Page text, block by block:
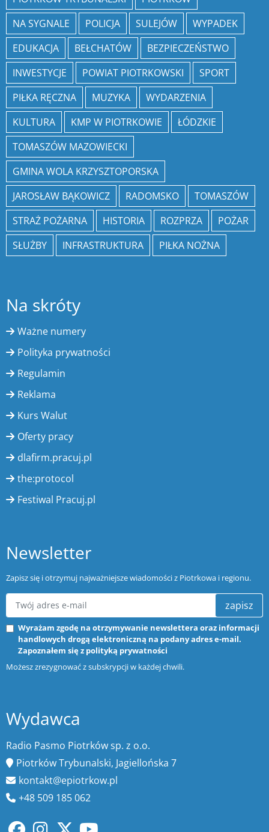
NA SYGNALE
POLICJA SULEJÓW
WYPADEK
EDUKACJA
BEŁCHATÓW
BEZPIECZEŃSTWO
INWESTYCJE
POWIAT PIOTRKOWSKI
SPORT
PIŁKA RĘCZNA
MUZYKA
WYDARZENIA
KULTURA
KMP W PIOTRKOWIE
ŁÓDZKIE
TOMASZÓW MAZOWIECKI
GMINA WOLA KRZYSZTOPORSKA
JAROSŁAW BĄKOWICZ
RADOMSKO
TOMASZÓW
STRAŻ POŻARNA
HISTORIA ROZPRZA
POŻAR
SŁUŻBY
INFRASTRUKTURA PIŁKA NOŻNA
Na skróty
Ważne numery
Polityka prywatności
Regulamin
Reklama
Kurs Walut
Oferty pracy
dlafirm.pracuj.pl
the:protocol
Festiwal Pracuj.pl
Newsletter
Zapisz się i otrzymuj najważniejsze wiadomości z Piotrkowa i regionu.
zapisz
Wyrażam zgodę na otrzymywanie newslettera oraz informacji
handlowych drogą elektroniczną na podany adres e-mail.
Zapoznałem się z polityką prywatności
Możesz zrezygnować z subskrypcji w każdej chwili.
Wydawca
Radio Pasmo Piotrków sp. z o.o.
Piotrków Trybunalski, Jagiellońska 7
kontakt@epiotrkow.pl
+48 509 185 062